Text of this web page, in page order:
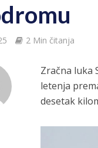
2 Min čitanja
Zračna luka
letenja
desetak